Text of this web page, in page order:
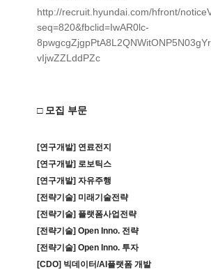
http://recruit.hyundai.com/hfront/
seq=820&fbclid=IwAR0lc-
8pwgcgZjgpPtA8L2QNWitONP5N03gY
vIjwZZLddPZc
□ 모집 부문
[연구개발] 연료전지
[연구개발] 로보틱스
[연구개발] 자유주행
[전략기술] 미래기술전략
[전략기술] 플랫폼사업전략
[전략기술] Open Inno. 전략
[전략기술] Open Inno. 투자
[CDO] 빅데이터/AI플랫폼 개발